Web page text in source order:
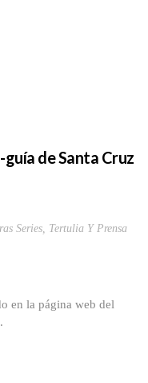
de Santa Cruz
Series, Tertulia Y Prensa
en la página web del